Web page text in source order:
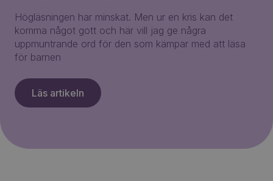
Högläsningen har minskat. Men ur en kris kan det
komma något gott och här vill jag ge några
uppmuntrande ord för den som kämpar med att läsa
för barnen
Läs artikeln